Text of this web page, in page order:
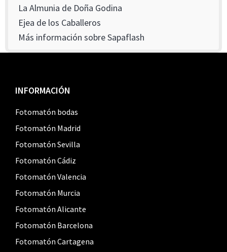
La Almunia de Doña Godina
Ejea de los Caballeros
Más información sobre Sapaflash
Footer
INFORMACIÓN
Fotomatón bodas
Fotomatón Madrid
Fotomatón Sevilla
Fotomatón Cádiz
Fotomatón Valencia
Fotomatón Murcia
Fotomatón Alicante
Fotomatón Barcelona
Fotomatón Cartagena